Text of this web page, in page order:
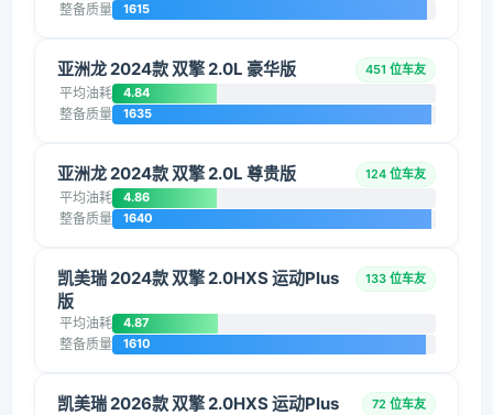
整备质量 1615
亚洲龙 2024款 双擎 2.0L 豪华版 451 位车友
平均油耗 4.84
整备质量 1635
亚洲龙 2024款 双擎 2.0L 尊贵版 124 位车友
平均油耗 4.86
整备质量 1640
凯美瑞 2024款 双擎 2.0HXS 运动Plus
版
133 位车友
平均油耗 4.87
整备质量 1610
凯美瑞 2026款 双擎 2.0HXS 运动Plus
72 位车友